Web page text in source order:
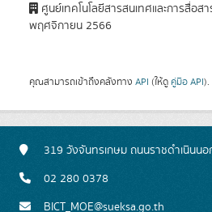
ศูนย์เทคโนโลยีสารสนเทศและการสื่อส
พฤศจิกายน 2566
คุณสามารถเข้าถึงคลังทาง API (ให้ดู คู่มือ API).
319 วังจันทรเกษม ถนนราชดำเนินน
02 280 0378
BICT_MOE@sueksa.go.th